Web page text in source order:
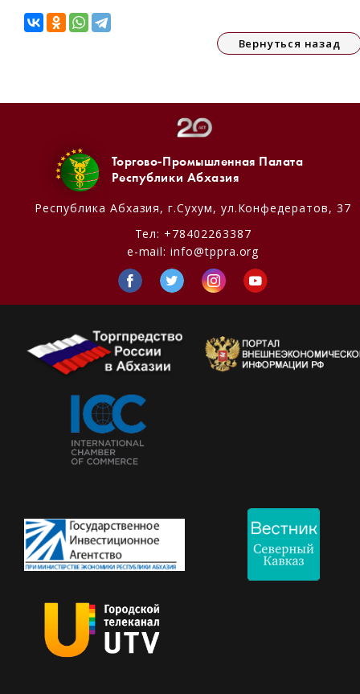
Вернуться назад
Торгово-Промышленная Палата
Республики Абхазия
Республика Абхазия, г.Сухум, ул.Конфедератов, 37
Тел: +78402263387
e-mail:info@tppra.org